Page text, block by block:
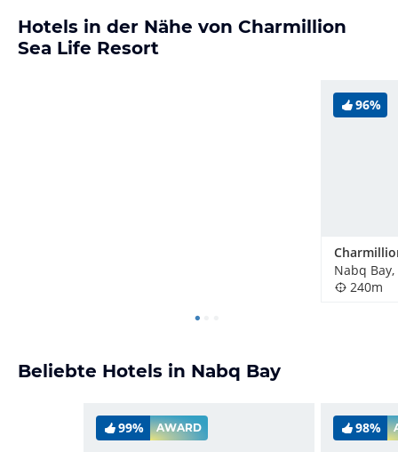
Hotels in der Nähe von Charmillion
Sea Life Resort
96%
Nabq
240m
Beliebte Hotels in Nabq Bay
99% AWARD 98%